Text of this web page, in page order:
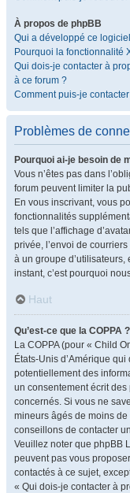
À propos de phpBB
Qui a développé ce
Pourquoi la fonctionnalité
Qui dois-je contacter à
à ce forum ?
Comment puis-je
Problèmes de
Pourquoi ai-je besoin de
Vous n’êtes pas dans
forum peuvent limiter la
En vous inscrivant, vous
fonctionnalités
tels que l’affichage
privée, l’envoi de
à un groupe d’utilisateurs,
instant, c’est pourquoi
Haut
Qu’est-ce que la COPPA ?
La COPPA (pour « Child
États-Unis d’Amérique
potentiellement des
un consentement écrit
concernés. Si vous ne
mineurs âgés de moins
conseillons de contacter
Veuillez noter que phpBB
peuvent pas vous
contactés à ce sujet,
« Qui dois-je contacter à